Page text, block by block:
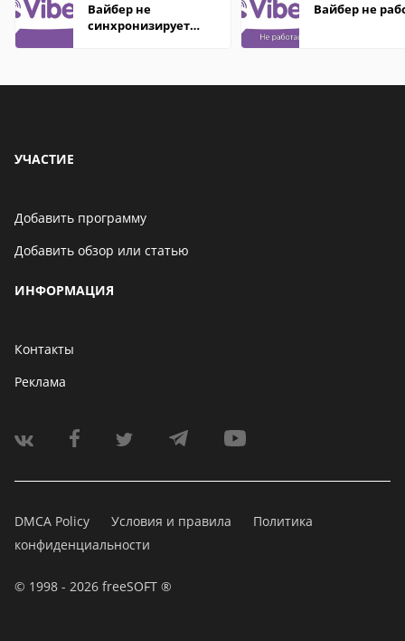
Вайбер не
синхронизирует
Вайбер не
УЧАСТИЕ
Добавить программу
Добавить обзор или статью
ИНФОРМАЦИЯ
Контакты
Реклама
DMCA Policy Условия и правила
Политика
конфиденциальности
© 1998 - 2026 freeSOFT ®